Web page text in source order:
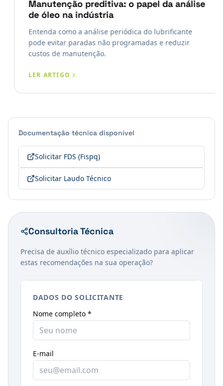
Manutenção preditiva: o papel da análise
de óleo na indústria
Entenda como a análise periódica do lubrificante
pode evitar paradas não programadas e reduzir
custos de manutenção.
LER ARTIGO
Documentação técnica disponível
Solicitar FDS (Fispq)
Solicitar Laudo Técnico
Consultoria Técnica
Precisa de auxílio técnico especializado para aplicar
estas recomendações na sua operação?
DADOS DO SOLICITANTE
Nome completo *
E-mail